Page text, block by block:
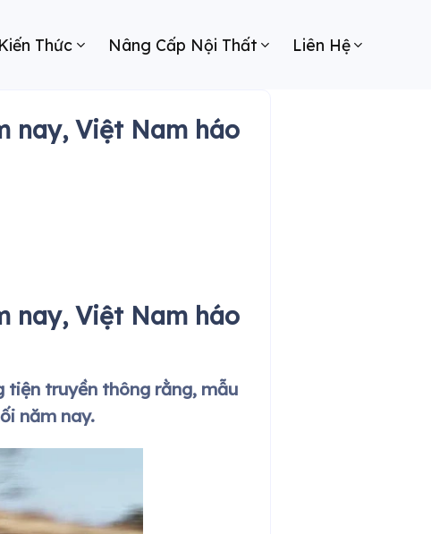
Kiến Thức Nâng Cấp Nội Thất Liên Hệ
nay, Việt Nam háo
nay, Việt Nam háo
tiện truyền thông rằng, mẫu
năm nay.